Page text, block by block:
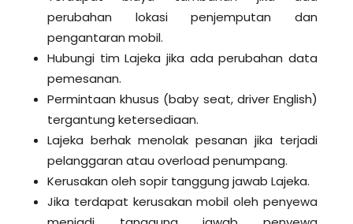
perubahan lokasi penjemputan dan
pengantaran mobil.
Hubungi tim Lajeka jika ada perubahan data
pemesanan.
Permintaan khusus (baby seat, driver English)
tergantung ketersediaan.
Lajeka berhak menolak pesanan jika terjadi
pelanggaran atau overload penumpang.
Kerusakan oleh sopir tanggung jawab Lajeka.
Jika terdapat kerusakan mobil oleh penyewa